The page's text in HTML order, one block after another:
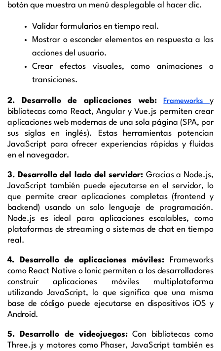
botón que muestra un menú desplegable al hacer clic.
Validar formularios en tiempo real.
Mostrar o esconder elementos en respuesta a las
acciones del usuario.
Crear efectos visuales, como animaciones o
transiciones.
2. Desarrollo de aplicaciones web: Frameworksy
bibliotecas como React, Angular y Vue.js permiten crear
aplicaciones web modernas de una sola página (SPA, por
sus siglas en inglés). Estas herramientas potencian
JavaScript para ofrecer experiencias rápidas y fluidas
en el navegador.
3. Desarrollo del lado del servidor: Gracias a Node.js,
JavaScript también puede ejecutarse en el servidor, lo
que permite crear aplicaciones completas (frontend y
backend) usando un solo lenguaje de programación.
Node.js es ideal para aplicaciones escalables, como
plataformas de streaming o sistemas de chat en tiempo
real.
4. Desarrollo de aplicaciones móviles:
Frameworks
como React Native o Ionic permiten a los desarrolladores
construir aplicaciones móviles multiplataforma
utilizando JavaScript, lo que significa que una misma
base de código puede ejecutarse en dispositivos iOS y
Android.
5. Desarrollo de videojuegos: Con bibliotecas como
Three.js y motores como Phaser, JavaScript también es